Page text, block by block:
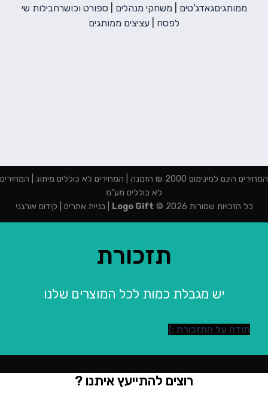
ממותגיםגאדג'טים משחקי מנהלים ספורט וכושרחבילות שי
לפסח
עציצים ממותגים
המחירים הינם למינימום 2000 ₪ הזמנה | המחירים לא כוללים מיתוג | המחירים
לא כוללים מע"מ
כל הזכויות שמורות 2026 ©
Logo Gift
|בניית אתרים קידום אורגני
תזכורת
יש מגבלת כמות לכל המוצרים שלנו
תודה על התזכורת :)
רוצים להתייעץ איתנו ?